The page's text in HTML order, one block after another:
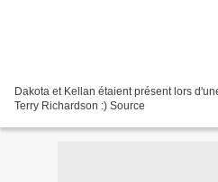
Dakota et Kellan étaient présent lors
Terry Richardson :) Source